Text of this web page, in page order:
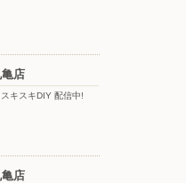
亀店
キスキDIY 配信中!
亀店